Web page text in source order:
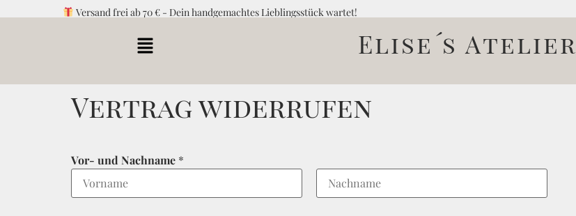
Versand frei ab 70 € - Dein handgemachtes Lieblingsstück wartet!
Elise´s Atelier
Vertrag widerrufen
Vor- und Nachname *
First Last